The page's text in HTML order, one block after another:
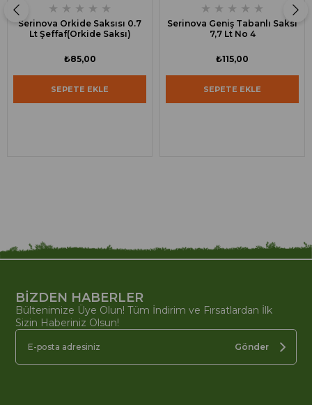
★ ★ ★ ★ ★
Serinova Orkide Saksısı 0.7
Lt Şeffaf(Orkide Saksı)
₺85,00
SEPETE EKLE
★ ★ ★ ★ ★
Serinova Geniş Tabanlı Saksı
7,7 Lt No 4
₺115,00
SEPETE EKLE
BİZDEN HABERLER
Bültenimize Üye Olun! Tüm İndirim ve Fırsatlardan İlk
Sizin Haberiniz Olsun!
Gönder